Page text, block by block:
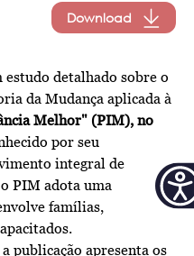
estudo detalhado sobre o
da Mudança aplicada à
Melhor" (PIM), no
por seu
integral de
PIM adota uma
famílias,
publicação apresenta os
Download